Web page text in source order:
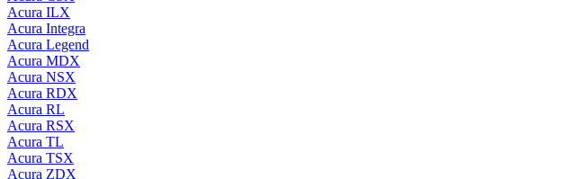
Acura ILX
Acura Integra
Acura Legend
Acura MDX
Acura NSX
Acura RDX
Acura RL
Acura RSX
Acura TL
Acura TSX
Acura ZDX